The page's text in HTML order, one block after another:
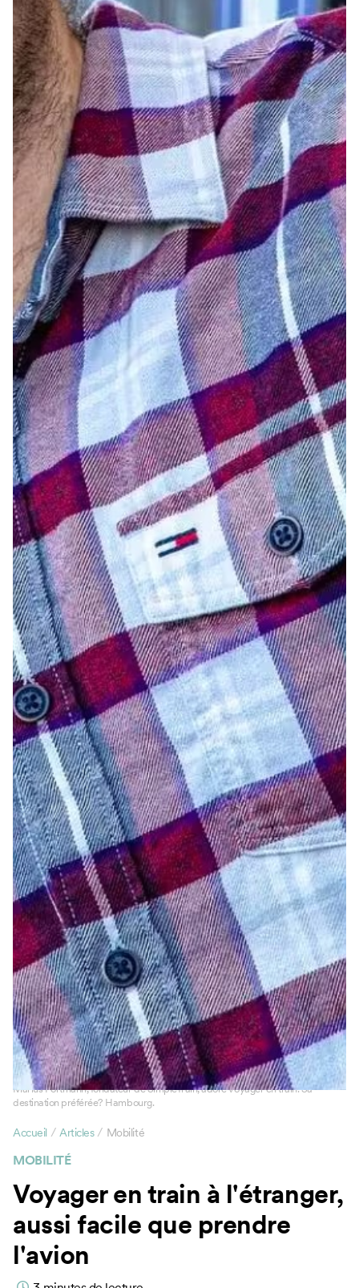
Marius Portmann, fondateur de SimpleTrain, adore voyager en train. Sa
destination préférée? Hambourg.
MOBILITÉ
Accueil / Articles / Mobilité
Voyager en train à l'étranger,
aussi facile que prendre
l'avion